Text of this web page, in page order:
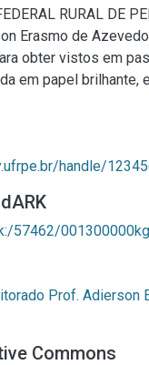
RURAL DE
Erasmo de
obter vistos em
em papel brilhante,
handle/
57462/
Prof. Adierson
Commons